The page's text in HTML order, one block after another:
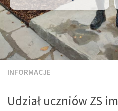
INFORMACJE
Udział uczniów ZS